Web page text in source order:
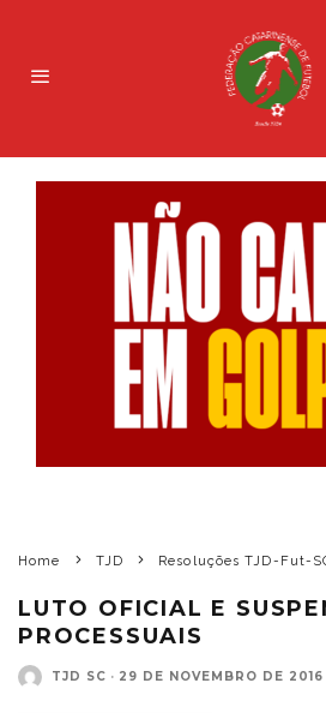
Home TJD Resoluções TJD-Fut-
LUTO OFICIAL E
PROCESSUAIS
TJD SC · 29 DE NOVEMBRO DE 2016